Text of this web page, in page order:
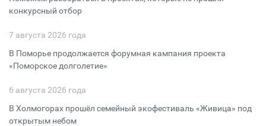
конкурсный отбор
7 августа 2026 года
В Поморье продолжается форумная кампания проекта
«Поморское долголетие»
6 августа 2026 года
В Холмогорах прошёл семейный экофестиваль «Живица» под
открытым небом